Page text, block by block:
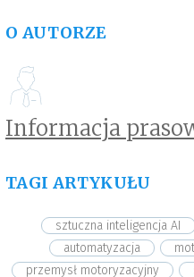
O AUTORZE
Informacja
TAGI ARTYKUŁU
sztuczna inteligencja AI
automatyzacja
przemysł motoryzacyjny